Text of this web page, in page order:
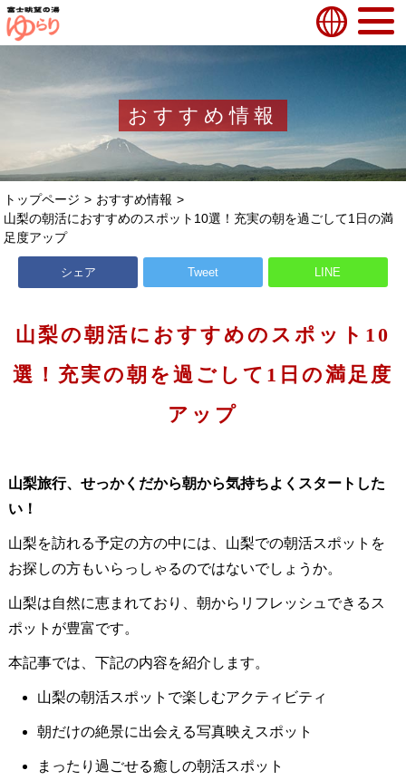
おすすめ情報
トップページ
おすすめ情報
山梨の朝活におすすめのスポット10選！充実の朝を過ごして1日の満
足度アップ
シェア Tweet LINE
山梨の朝活におすすめのスポット10
選！充実の朝を過ごして1日の満足度
アップ
山梨旅行、せっかくだから朝から気持ちよくスタートした
い！
山梨を訪れる予定の方の中には、山梨での朝活スポットを
お探しの方もいらっしゃるのではないでしょうか。
山梨は自然に恵まれており、朝からリフレッシュできるス
ポットが豊富です。
本記事では、下記の内容を紹介します。
山梨の朝活スポットで楽しむアクティビティ
朝だけの絶景に出会える写真映えスポット
まったり過ごせる癒しの朝活スポット